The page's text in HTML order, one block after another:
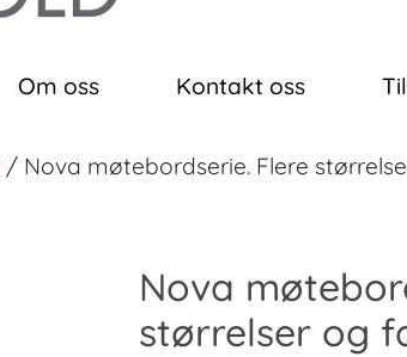
Om oss Kontakt oss
/ Nova møtebordserie. Flere
Nova
størrelser og